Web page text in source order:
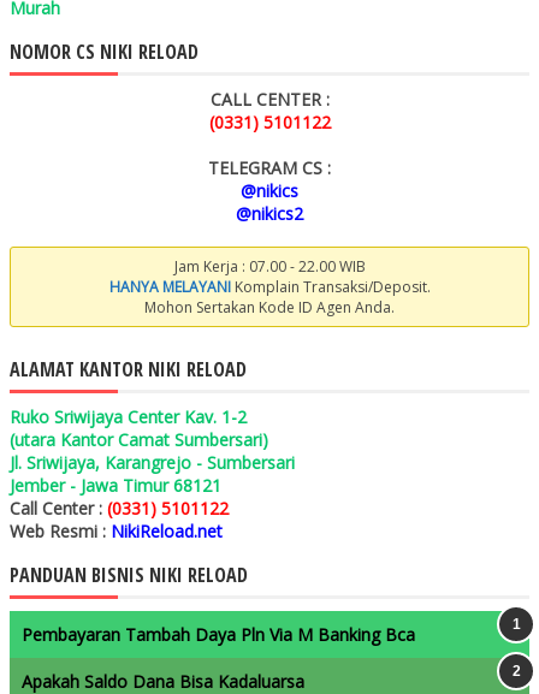
Murah
NOMOR CS NIKI RELOAD
CALL CENTER :
(0331) 5101122
TELEGRAM CS :
@nikics
@nikics2
Jam Kerja : 07.00 - 22.00 WIB
HANYA MELAYANIKomplain Transaksi/Deposit.
Mohon Sertakan Kode ID Agen Anda.
ALAMAT KANTOR NIKI RELOAD
Ruko Sriwijaya Center Kav. 1-2
(utara Kantor Camat Sumbersari)
Jl. Sriwijaya, Karangrejo - Sumbersari
Jember - Jawa Timur 68121
Call Center : (0331) 5101122
Web Resmi : NikiReload.net
PANDUAN BISNIS NIKI RELOAD
Pembayaran Tambah Daya Pln Via M Banking Bca
Apakah Saldo Dana Bisa Kadaluarsa